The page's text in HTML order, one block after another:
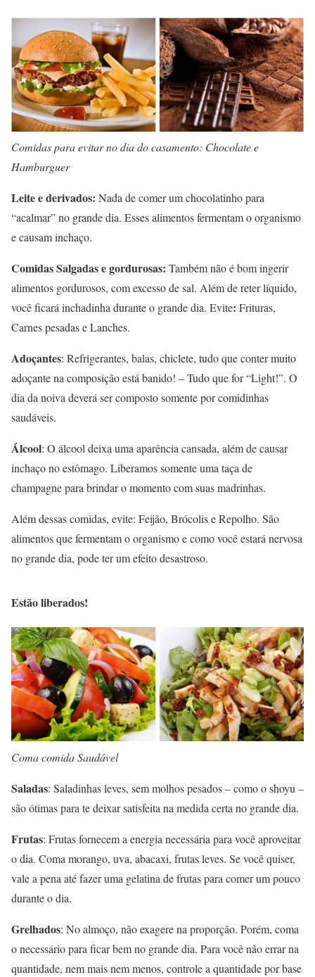
Comidas para evitar no dia do casamento: Chocolate e
Hamburguer
Leite e derivados: Nada de comer um chocolatinho para
“acalmar” no grande dia. Esses alimentos fermentam o organismo
e causam inchaço.
Comidas Salgadas e gordurosas: Também não é bom ingerir
alimentos gordurosos, com excesso de sal. Além de reter líquido,
você ficará inchadinha durante o grande dia. Evite: Frituras,
Carnes pesadas e Lanches.
Adoçantes: Refrigerantes, balas, chiclete, tudo que conter muito
adoçante na composição está banido! – Tudo que for “Light!”. O
dia da noiva deverá ser composto somente por comidinhas
saudáveis.
Álcool: O álcool deixa uma aparência cansada, além de causar
inchaço no estômago. Liberamos somente uma taça de
champagne para brindar o momento com suas madrinhas.
Além dessas comidas, evite: Feijão, Brócolis e Repolho. São
alimentos que fermentam o organismo e como você estará nervosa
no grande dia, pode ter um efeito desastroso.
Estão liberados!
Coma comida Saudável
Saladas: Saladinhas leves, sem molhos pesados – como o shoyu –
são ótimas para te deixar satisfeita na medida certa no grande dia.
Frutas: Frutas fornecem a energia necessária para você aproveitar
o dia. Coma morango, uva, abacaxi, frutas leves. Se você quiser,
vale a pena até fazer uma gelatina de frutas para comer um pouco
durante o dia.
Grelhados: No almoço, não exagere na proporção. Porém, coma
o necessário para ficar bem no grande dia. Para você não errar na
quantidade, nem mais nem menos, controle a quantidade por base